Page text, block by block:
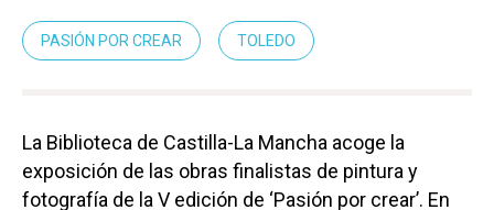
PASIÓN POR CREAR TOLEDO
La Biblioteca de Castilla-La Mancha acoge la
exposición de las obras finalistas de pintura y
fotografía de la V edición de ‘Pasión por crear’. En